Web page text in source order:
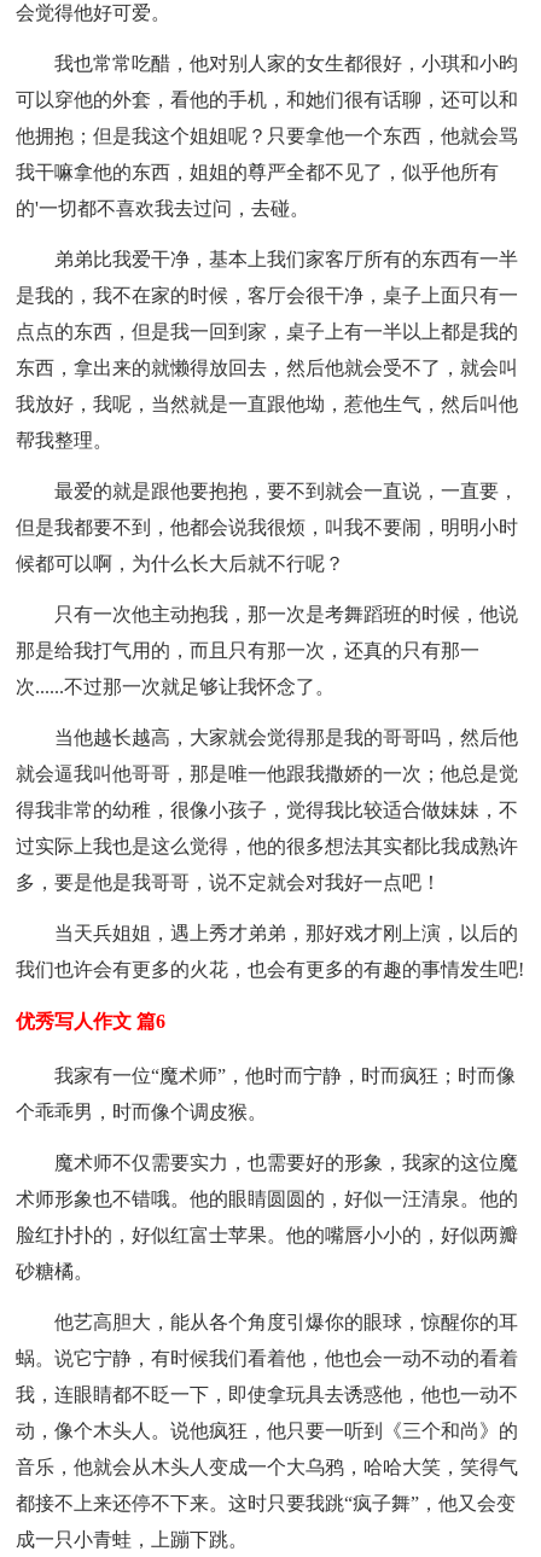
会觉得他好可爱。
我也常常吃醋，他对别人家的女生都很好，小琪和小昀
可以穿他的外套，看他的手机，和她们很有话聊，还可以和
他拥抱；但是我这个姐姐呢？只要拿他一个东西，他就会骂
我干嘛拿他的东西，姐姐的尊严全都不见了，似乎他所有
的'一切都不喜欢我去过问，去碰。
弟弟比我爱干净，基本上我们家客厅所有的东西有一半
是我的，我不在家的时候，客厅会很干净，桌子上面只有一
点点的东西，但是我一回到家，桌子上有一半以上都是我的
东西，拿出来的就懒得放回去，然后他就会受不了，就会叫
我放好，我呢，当然就是一直跟他坳，惹他生气，然后叫他
帮我整理。
最爱的就是跟他要抱抱，要不到就会一直说，一直要，
但是我都要不到，他都会说我很烦，叫我不要闹，明明小时
候都可以啊，为什么长大后就不行呢？
只有一次他主动抱我，那一次是考舞蹈班的时候，他说
那是给我打气用的，而且只有那一次，还真的只有那一
次......不过那一次就足够让我怀念了。
当他越长越高，大家就会觉得那是我的哥哥吗，然后他
就会逼我叫他哥哥，那是唯一他跟我撒娇的一次；他总是觉
得我非常的幼稚，很像小孩子，觉得我比较适合做妹妹，不
过实际上我也是这么觉得，他的很多想法其实都比我成熟许
多，要是他是我哥哥，说不定就会对我好一点吧！
当天兵姐姐，遇上秀才弟弟，那好戏才刚上演，以后的
我们也许会有更多的火花，也会有更多的有趣的事情发生吧!
优秀写人作文 篇6
我家有一位“魔术师”，他时而宁静，时而疯狂；时而像
个乖乖男，时而像个调皮猴。
魔术师不仅需要实力，也需要好的形象，我家的这位魔
术师形象也不错哦。他的眼睛圆圆的，好似一汪清泉。他的
脸红扑扑的，好似红富士苹果。他的嘴唇小小的，好似两瓣
砂糖橘。
他艺高胆大，能从各个角度引爆你的眼球，惊醒你的耳
蜗。说它宁静，有时候我们看着他，他也会一动不动的看着
我，连眼睛都不眨一下，即使拿玩具去诱惑他，他也一动不
动，像个木头人。说他疯狂，他只要一听到《三个和尚》的
音乐，他就会从木头人变成一个大乌鸦，哈哈大笑，笑得气
都接不上来还停不下来。这时只要我跳“疯子舞”，他又会变
成一只小青蛙，上蹦下跳。